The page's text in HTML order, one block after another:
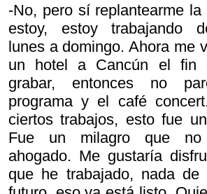
-No, pero sí replantearme
estoy, estoy trabajando
lunes a domingo. Ahora me
un hotel a Cancún el fin
grabar, entonces no
programa y el café
ciertos trabajos, esto fue
Fue un milagro que no
ahogado. Me gustaría
que he trabajado, nada de